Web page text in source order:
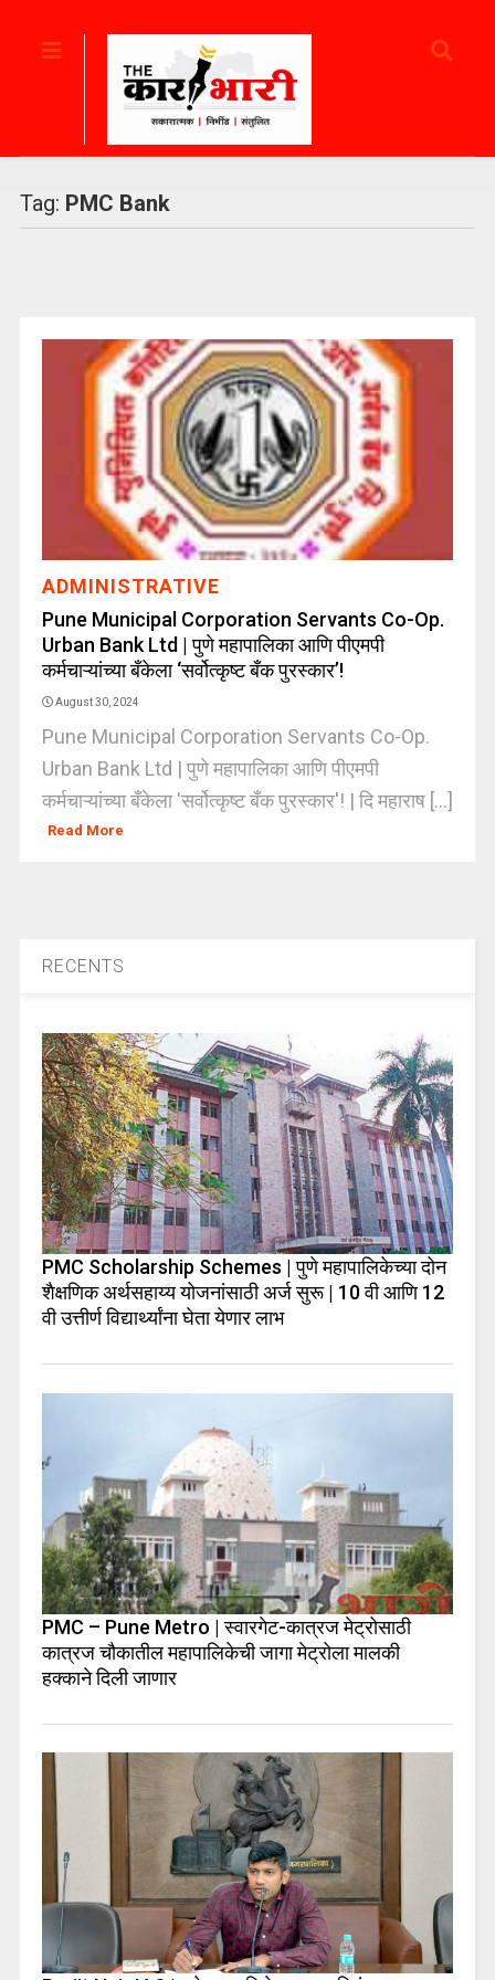
Tag: PMC Bank
ADMINISTRATIVE
Pune Municipal Corporation Servants Co-Op.
Urban Bank Ltd | पुणे महापालिका आणि पीएमपी
कर्मचाऱ्यांच्या बँकेला ‘सर्वोत्कृष्ट बँक पुरस्कार’!
August 30, 2024
Pune Municipal Corporation Servants Co-Op.
Urban Bank Ltd | पुणे महापालिका आणि पीएमपी
कर्मचाऱ्यांच्या बँकेला 'सर्वोत्कृष्ट बँक पुरस्कार'! | दि महाराष [...]
Read More
RECENTS
PMC Scholarship Schemes | पुणे महापालिकेच्या दोन
शैक्षणिक अर्थसहाय्य योजनांसाठी अर्ज सुरू | 10 वी आणि 12
वी उत्तीर्ण विद्यार्थ्यांना घेता येणार लाभ
PMC – Pune Metro | स्वारगेट-कात्रज मेट्रोसाठी
कात्रज चौकातील महापालिकेची जागा मेट्रोला मालकी
हक्काने दिली जाणार